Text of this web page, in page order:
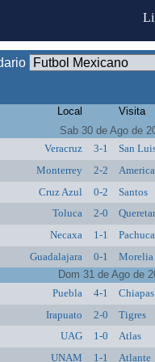
Local Visita
Sab 30 de Ago de
Veracruz
3-1 San
Monterrey
2-2 America
Cruz Azul
0-2 Santos
Toluca
2-0
Necaxa
1-1 Pachuca
Guadalajara
0-1 Morelia
Dom 31 de Ago de
Puebla
4-1 Chiapas
Irapuato
2-0 Tigres
UAG
1-0 Atlas
UNAM
1-1 Atlante